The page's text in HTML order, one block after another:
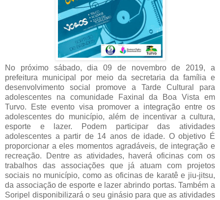
No próximo sábado, dia 09 de novembro de 2019, a
prefeitura municipal por meio da secretaria da família e
desenvolvimento social promove a Tarde Cultural para
adolescentes na comunidade Faxinal da Boa Vista em
Turvo. Este evento visa promover a integração entre os
adolescentes do município, além de incentivar a cultura,
esporte e lazer. Podem participar das atividades
adolescentes a partir de 14 anos de idade. O objetivo É
proporcionar a eles momentos agradáveis, de integração e
recreação. Dentre as atividades, haverá oficinas com os
trabalhos das associações que já atuam com projetos
sociais no município, como as oficinas de karatê e jiu-jitsu,
da associação de esporte e lazer abrindo portas. Também a
Soripel disponibilizará o seu ginásio para que as atividades